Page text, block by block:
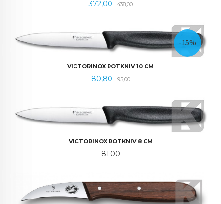
Tilbud
372,00 438,00Rabatt
VICTORINOX ROTKNIV 10 CM
Tilbud
80,80 95,00Rabatt
-15%
VICTORINOX ROTKNIV 8 CM
Pris
81,00